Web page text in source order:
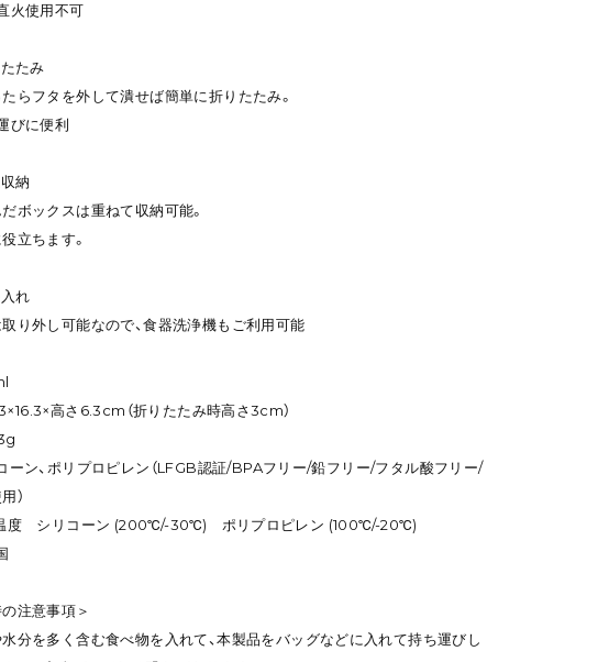
火使用不可
たみ
らフタを外して潰せば簡単に折りたたみ。
びに便利
納
ボックスは重ねて収納可能。
立ちます。
れ
り外し可能なので、食器洗浄機もご利用可能
高さ6.3cm（折りたたみ時高さ3cm）
ーン、ポリプロピレン（LFGB認証/BPAフリー/鉛フリー/フタル酸フリー/
）
度 シリコーン (200℃/-30℃) ポリプロピレン (100℃/-20℃)
注意事項＞
水分を多く含む食べ物を入れて、本製品をバッグなどに入れて持ち運びし